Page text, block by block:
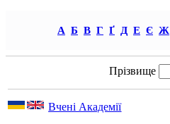
А Б В Г Ґ Д Е Є Ж
Прізвище
Вчені Академії